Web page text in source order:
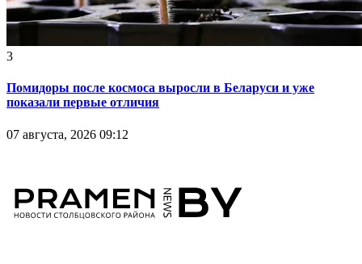
3
Помидоры после космоса выросли в Беларуси и уже
показали первые отличия
07 августа, 2026 09:12